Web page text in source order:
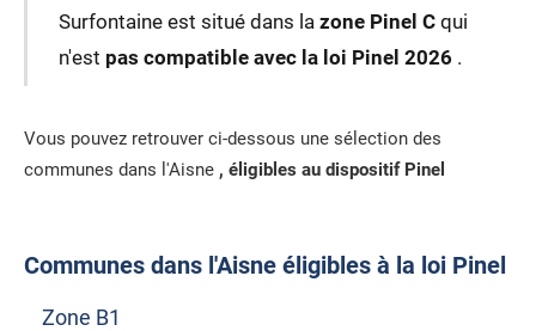
Surfontaine est situé dans la zone Pinel Cqui
n'est pas compatible avec la loi Pinel 2026 .
Vous pouvez retrouver ci-dessous une sélection des
communes dans l'Aisne , éligibles au dispositif Pinel
Communes dans l'Aisne éligibles à la loi Pinel
Zone B1